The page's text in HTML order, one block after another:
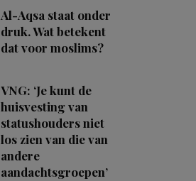
Al-Aqsa staat onder
druk. Wat betekent
dat voor moslims?
VNG: ‘Je kunt de
huisvesting van
statushouders niet
los zien van die van
andere
aandachtsgroepen’